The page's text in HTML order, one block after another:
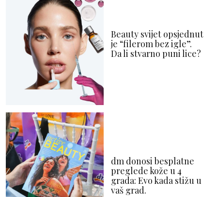
Beauty svijet opsjednut
je “filerom bez igle”.
Da li stvarno puni lice?
dm donosi besplatne
preglede kože u 4
grada: Evo kada stižu u
vaš grad.